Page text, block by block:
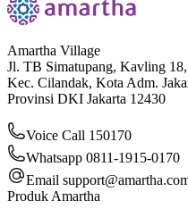
Amartha Village
Jl. TB Simatupang, Kavling
Kec. Cilandak, Kota Adm.
Provinsi DKI Jakarta 12430
Voice Call 150170
Whatsapp 0811-1915-0170
Email
Produk Amartha